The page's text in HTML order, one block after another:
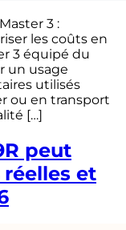
3 :
les coûts en
3 équipé du
un usage
utilisés
ou en transport
[…]
peut
réelles et